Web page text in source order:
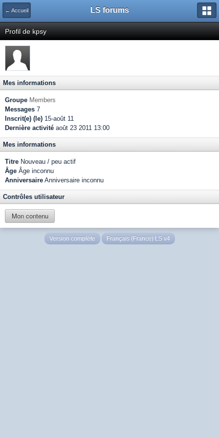
← Accueil LS forums
Profil de kpsy
Mes informations
Groupe Members
Messages 7
Inscrit(e) (le) 15-août 11
Dernière activité août 23 2011 13:00
Mes informations
Titre Nouveau / peu actif
Âge Âge inconnu
Anniversaire Anniversaire inconnu
Contrôles utilisateur
Mon contenu
Version complète Français (France) LS v4